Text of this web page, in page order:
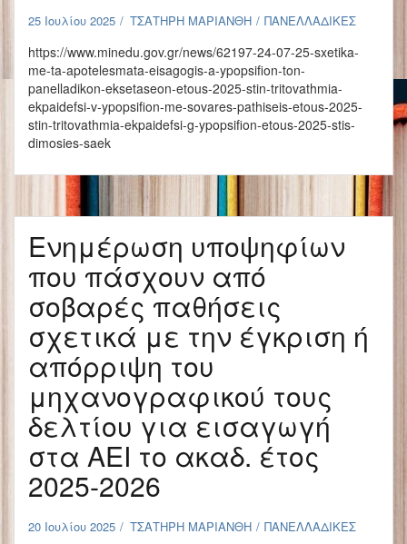
25 Ιουλίου 2025 ΤΣΑΤΗΡΗ ΜΑΡΙΑΝΘΗ ΠΑΝΕΛΛΑΔΙΚΕΣ
https://www.minedu.gov.gr/news/62197-24-07-25-sxetika-
me-ta-apotelesmata-eisagogis-a-ypopsifion-ton-
panelladikon-eksetaseon-etous-2025-stin-tritovathmia-
ekpaidefsi-v-ypopsifion-me-sovares-pathiseis-etous-2025-
stin-tritovathmia-ekpaidefsi-g-ypopsifion-etous-2025-stis-
dimosies-saek
Ενημέρωση υποψηφίων
που πάσχουν από
σοβαρές παθήσεις
σχετικά με την έγκριση ή
απόρριψη του
μηχανογραφικού τους
δελτίου για εισαγωγή
στα ΑΕΙ το ακαδ. έτος
2025-2026
20 Ιουλίου 2025 ΤΣΑΤΗΡΗ ΜΑΡΙΑΝΘΗ ΠΑΝΕΛΛΑΔΙΚΕΣ